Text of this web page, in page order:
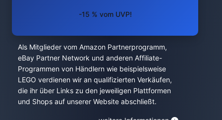
-15 % vom UVP!
Als Mitglieder vom Amazon Partnerprogramm,
eBay Partner Network und anderen Affiliate-
Programmen von Händlern wie beispielsweise
LEGO verdienen wir an qualifizierten Verkäufen,
die ihr über Links zu den jeweiligen Plattformen
und Shops auf unserer Website abschließt.